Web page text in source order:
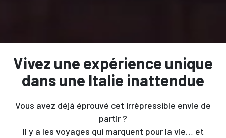
Vivez une expérience unique
dans une Italie inattendue
Vous avez déjà éprouvé cet irrépressible envie de
partir ?
Il y a les voyages qui marquent pour la vie… et